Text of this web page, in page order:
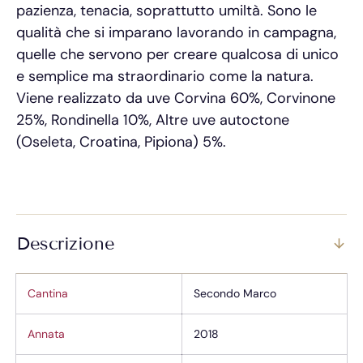
pazienza, tenacia, soprattutto umiltà. Sono le
qualità che si imparano lavorando in campagna,
quelle che servono per creare qualcosa di unico
e semplice ma straordinario come la natura.
Viene realizzato da uve Corvina 60%, Corvinone
25%, Rondinella 10%, Altre uve autoctone
(Oseleta, Croatina, Pipiona) 5%.
Descrizione
Cantina Secondo Marco
Annata 2018